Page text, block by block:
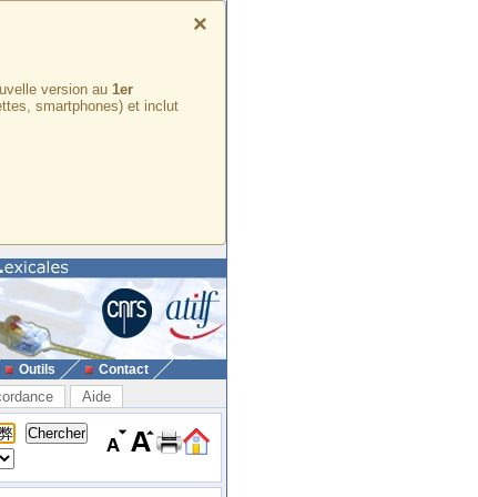
×
version au 1er
smartphones) et inclut
Outils Contact
Aide